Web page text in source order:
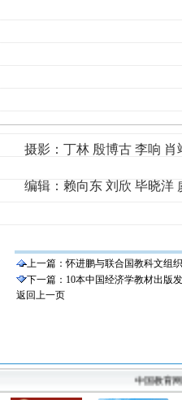
摄影：丁林 殷博古 李响 肖
编辑：赖向东 刘欣 毕晓洋
上一篇：怀进鹏与联合国教科文组
下一篇： 10本中国经济学教材出版
返回上一页